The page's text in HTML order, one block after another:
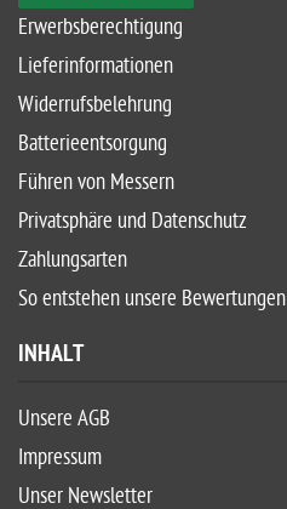
Erwerbsberechtigung
Lieferinformationen
Widerrufsbelehrung
Batterieentsorgung
Führen von Messern
Privatsphäre und Datenschutz
Zahlungsarten
So entstehen unsere Bewertungen
INHALT
Unsere AGB
Impressum
Unser Newsletter